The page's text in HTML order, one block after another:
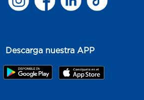
Descarga nuestra APP